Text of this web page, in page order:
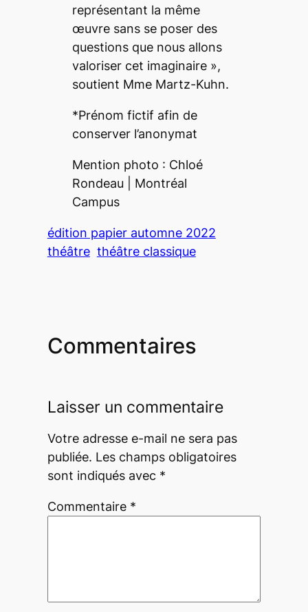
représentant la même
œuvre sans se poser des
questions que nous allons
valoriser cet imaginaire »,
soutient Mme Martz-Kuhn.
*Prénom fictif afin de
conserver l’anonymat
Mention photo : Chloé
Rondeau | Montréal
Campus
édition papier automne 2022
théâtre théâtre classique
Commentaires
Laisser un commentaire
Votre adresse e-mail ne sera pas
publiée. Les champs obligatoires
sont indiqués avec *
Commentaire *